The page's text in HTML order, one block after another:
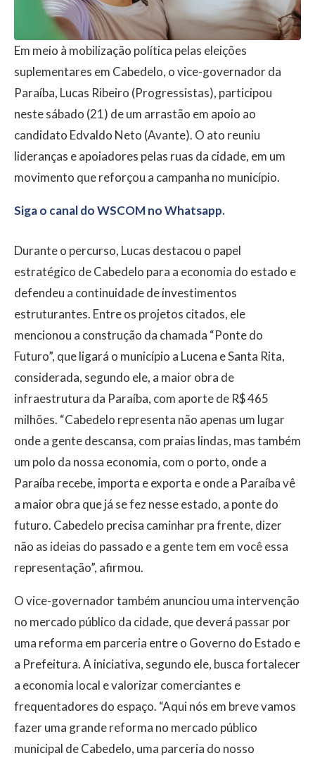
Em meio à mobilização política pelas eleições
suplementares em Cabedelo, o vice-governador da
Paraíba, Lucas Ribeiro (Progressistas), participou
neste sábado (21) de um arrastão em apoio ao
candidato Edvaldo Neto (Avante). O ato reuniu
lideranças e apoiadores pelas ruas da cidade, em um
movimento que reforçou a campanha no município.
Siga o canal do WSCOM no Whatsapp.
Durante o percurso, Lucas destacou o papel
estratégico de Cabedelo para a economia do estado e
defendeu a continuidade de investimentos
estruturantes. Entre os projetos citados, ele
mencionou a construção da chamada “Ponte do
Futuro”, que ligará o município a Lucena e Santa Rita,
considerada, segundo ele, a maior obra de
infraestrutura da Paraíba, com aporte de R$ 465
milhões. “Cabedelo representa não apenas um lugar
onde a gente descansa, com praias lindas, mas também
um polo da nossa economia, com o porto, onde a
Paraíba recebe, importa e exporta e onde a Paraíba vê
a maior obra que já se fez nesse estado, a ponte do
futuro. Cabedelo precisa caminhar pra frente, dizer
não as ideias do passado e a gente tem em você essa
representação”, afirmou.
O vice-governador também anunciou uma intervenção
no mercado público da cidade, que deverá passar por
uma reforma em parceria entre o Governo do Estado e
a Prefeitura. A iniciativa, segundo ele, busca fortalecer
a economia local e valorizar comerciantes e
frequentadores do espaço. “Aqui nós em breve vamos
fazer uma grande reforma no mercado público
municipal de Cabedelo, uma parceria do nosso